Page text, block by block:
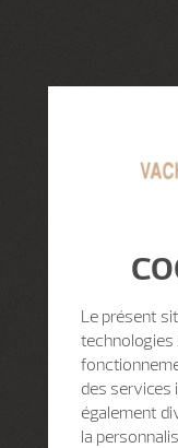
Le présent
technologies
des services
également
la